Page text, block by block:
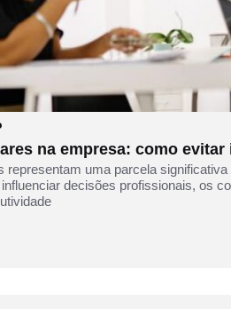
na empresa: como
representam uma parcela
decisões profissionais, os